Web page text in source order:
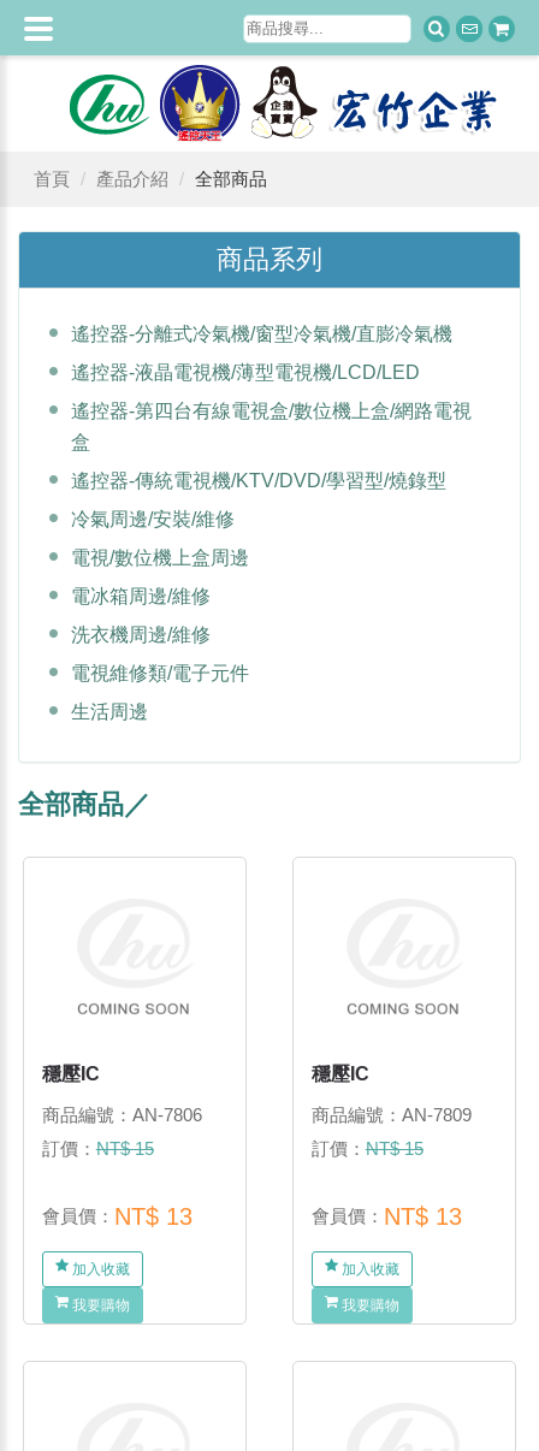
首頁 產品介紹 全部商品
商品系列
遙控器-分離式冷氣機/窗型冷氣機/直膨冷氣機
遙控器-液晶電視機/薄型電視機/LCD/LED
遙控器-第四台有線電視盒/數位機上盒/網路電視
盒
遙控器-傳統電視機/KTV/DVD/學習型/燒錄型
冷氣周邊/安裝/維修
電視/數位機上盒周邊
電冰箱周邊/維修
洗衣機周邊/維修
電視維修類/電子元件
生活周邊
全部商品／
穩壓IC
商品編號：AN-7806
訂價：NT$ 15
會員價： NT$ 13
加入收藏
我要購物
穩壓IC
商品編號：AN-7809
訂價：NT$ 15
會員價： NT$ 13
加入收藏
我要購物